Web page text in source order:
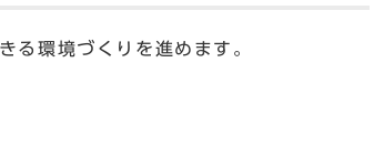
る環境づくりを進めます。